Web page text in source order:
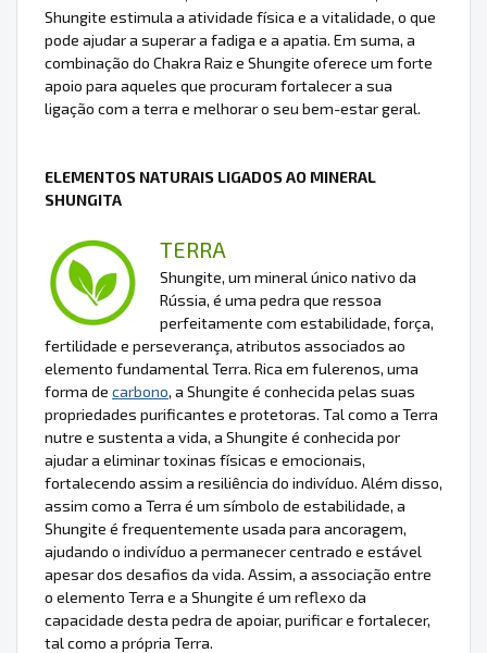
Shungite estimula a atividade física e a vitalidade, o que
pode ajudar a superar a fadiga e a apatia. Em suma, a
combinação do Chakra Raiz e Shungite oferece um forte
apoio para aqueles que procuram fortalecer a sua
ligação com a terra e melhorar o seu bem-estar geral.
ELEMENTOS NATURAIS LIGADOS AO MINERAL
SHUNGITA
TERRA
Shungite, um mineral único nativo da
Rússia, é uma pedra que ressoa
perfeitamente com estabilidade, força,
fertilidade e perseverança, atributos associados ao
elemento fundamental Terra. Rica em fulerenos, uma
forma de carbono, a Shungite é conhecida pelas suas
propriedades purificantes e protetoras. Tal como a Terra
nutre e sustenta a vida, a Shungite é conhecida por
ajudar a eliminar toxinas físicas e emocionais,
fortalecendo assim a resiliência do indivíduo. Além disso,
assim como a Terra é um símbolo de estabilidade, a
Shungite é frequentemente usada para ancoragem,
ajudando o indivíduo a permanecer centrado e estável
apesar dos desafios da vida. Assim, a associação entre
o elemento Terra e a Shungite é um reflexo da
capacidade desta pedra de apoiar, purificar e fortalecer,
tal como a própria Terra.